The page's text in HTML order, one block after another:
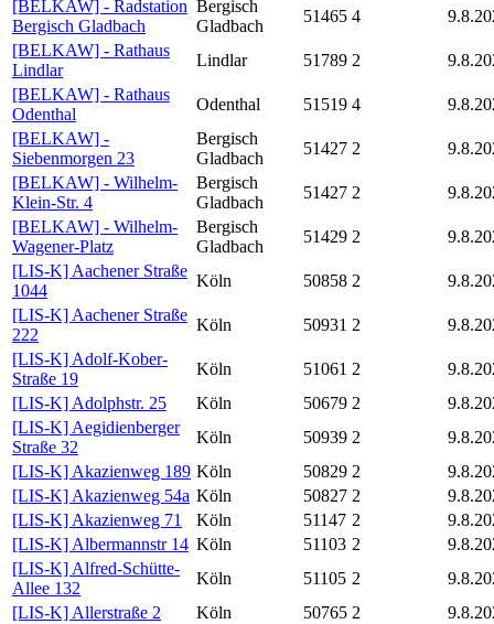
[BELKAW] - Radstation
Bergisch Gladbach
Bergisch
Gladbach
51465 4
[BELKAW] - Rathaus
Lindlar
Lindlar 51789 2
[BELKAW] - Rathaus
Odenthal
Odenthal 51519 4
[BELKAW] -
Siebenmorgen 23
Bergisch
Gladbach
51427 2
[BELKAW] - Wilhelm-
Klein-Str. 4
Bergisch
Gladbach
51427 2
[BELKAW] - Wilhelm-
Wagener-Platz
Bergisch
Gladbach
51429 2
[LIS-K] Aachener Straße
1044
Köln 50858 2
[LIS-K] Aachener Straße
222
Köln 50931 2
[LIS-K] Adolf-Kober-
Straße 19
Köln 51061 2
[LIS-K] Adolphstr. 25
Köln 50679 2
[LIS-K] Aegidienberger
Straße 32
Köln 50939 2
[LIS-K] Akazienweg 189 Köln 50829 2
[LIS-K] Akazienweg 54a Köln 50827 2
[LIS-K] Akazienweg 71
Köln 51147 2
[LIS-K] Albermannstr 14 Köln 51103 2
[LIS-K] Alfred-Schütte-
Allee 132
Köln 51105 2
[LIS-K] Allerstraße 2
Köln 50765 2